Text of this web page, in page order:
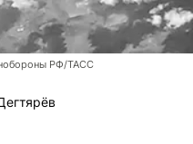
РФ/ТАСС